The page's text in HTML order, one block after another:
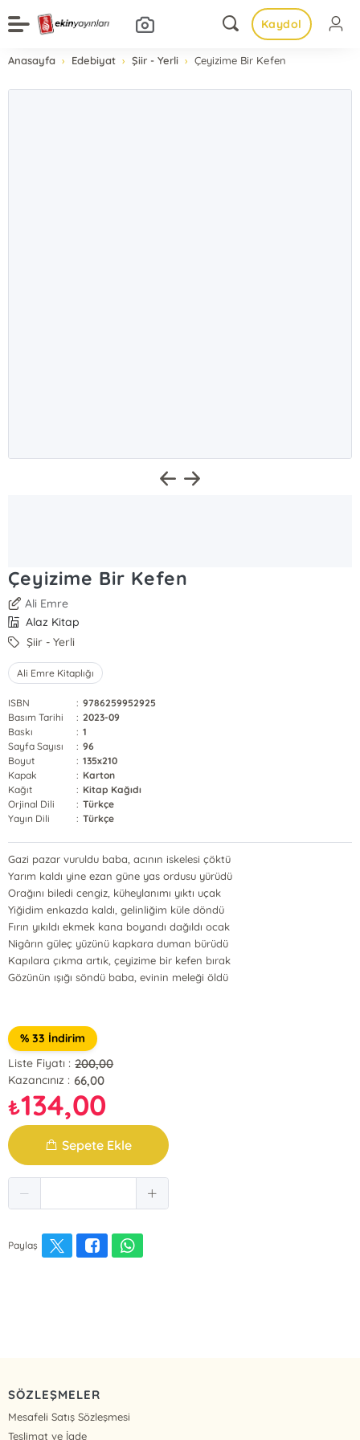
Kaydol
Anasayfa Edebiyat Şiir - Yerli Çeyizime Bir Kefen
Çeyizime Bir Kefen
Ali Emre
Alaz Kitap
Şiir - Yerli
Ali Emre Kitaplığı
ISBN : 9786259952925
Basım Tarihi
: 2023-09
Baskı
: 1
Sayfa Sayısı
: 96
Boyut
: 135x210
Kapak
: Karton
Kağıt
: Kitap Kağıdı
Orjinal Dili
: Türkçe
Yayın Dili
: Türkçe
Gazi pazar vuruldu baba, acının iskelesi çöktü
Yarım kaldı yine ezan güne yas ordusu yürüdü
Orağını biledi cengiz, küheylanımı yıktı uçak
Yiğidim enkazda kaldı, gelinliğim küle döndü
Fırın yıkıldı ekmek kana boyandı dağıldı ocak
Nigârın güleç yüzünü kapkara duman bürüdü
Kapılara çıkma artık, çeyizime bir kefen bırak
Gözünün ışığı söndü baba, evinin meleği öldü
% 33 İndirim
Liste Fiyatı : 200,00
Kazancınız : 66,00
₺134,00
Sepete Ekle
Paylaş
SÖZLEŞMELER
Mesafeli Satış Sözleşmesi
Teslimat ve İade